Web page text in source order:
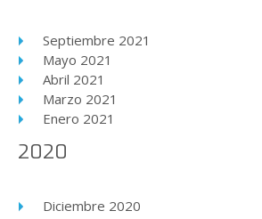
Septiembre 2021
Mayo 2021
Abril 2021
Marzo 2021
Enero 2021
2020
Diciembre 2020